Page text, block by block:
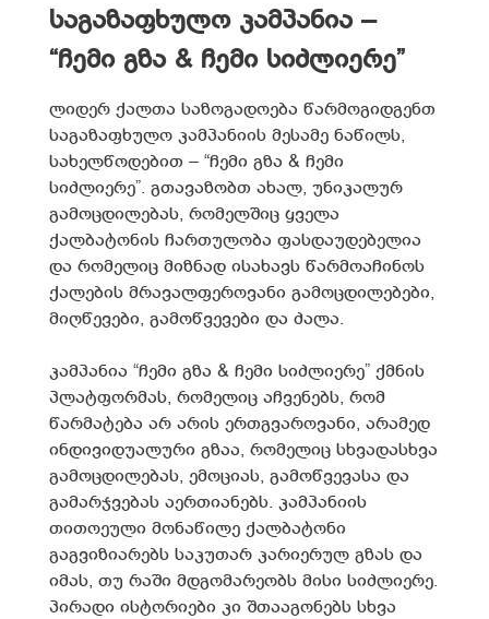
საგაზაფხულო კამპანია –
“ჩემი გზა & ჩემი სიძლიერე”
ლიდერ ქალთა საზოგადოება წარმოგიდგენთ
საგაზაფხულო კამპანიის მესამე ნაწილს,
სახელწოდებით – “ჩემი გზა & ჩემი
სიძლიერე”. გთავაზობთ ახალ, უნიკალურ
გამოცდილებას, რომელშიც ყველა
ქალბატონის ჩართულობა ფასდაუდებელია
და რომელიც მიზნად ისახავს წარმოაჩინოს
ქალების მრავალფეროვანი გამოცდილებები,
მიღწევები, გამოწვევები და ძალა.
კამპანია “ჩემი გზა & ჩემი სიძლიერე” ქმნის
პლატფორმას, რომელიც აჩვენებს, რომ
წარმატება არ არის ერთგვაროვანი, არამედ
ინდივიდუალური გზაა, რომელიც სხვადასხვა
გამოცდილებას, ემოციას, გამოწვევასა და
გამარჯვებას აერთიანებს. კამპანიის
თითოეული მონაწილე ქალბატონი
გაგვიზიარებს საკუთარ კარიერულ გზას და
იმას, თუ რაში მდგომარეობს მისი სიძლიერე.
პირადი ისტორიები კი შთააგონებს სხვა